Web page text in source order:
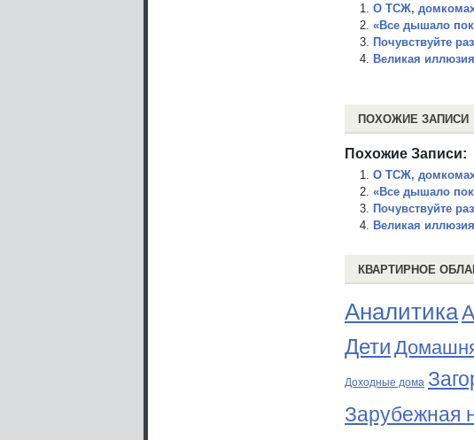
О ТСЖ,
«Все дышало
Почувствуйте
Великая иллюзия
ПОХОЖИЕ ЗАПИСИ
Похожие Записи:
О ТСЖ,
«Все дышало
Почувствуйте
Великая иллюзия
КВАРТИРНОЕ
Аналитика
Дети
Доходные дома
Зарубежная